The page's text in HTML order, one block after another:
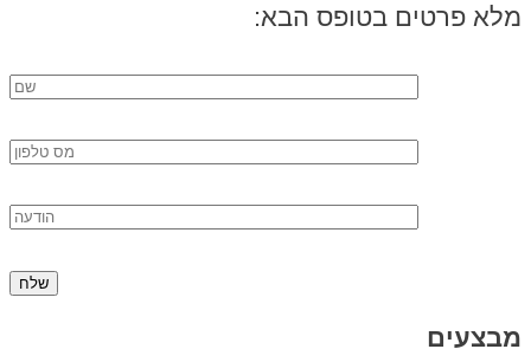
מלא פרטים בטופס הבא:
מבצעים